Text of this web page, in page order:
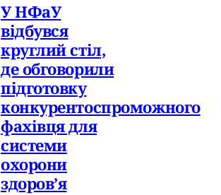
У НФаУ
відбувся
круглий стіл,
де обговорили
підготовку
конкурентоспроможного
фахівця для
системи
охорони
здоров’я